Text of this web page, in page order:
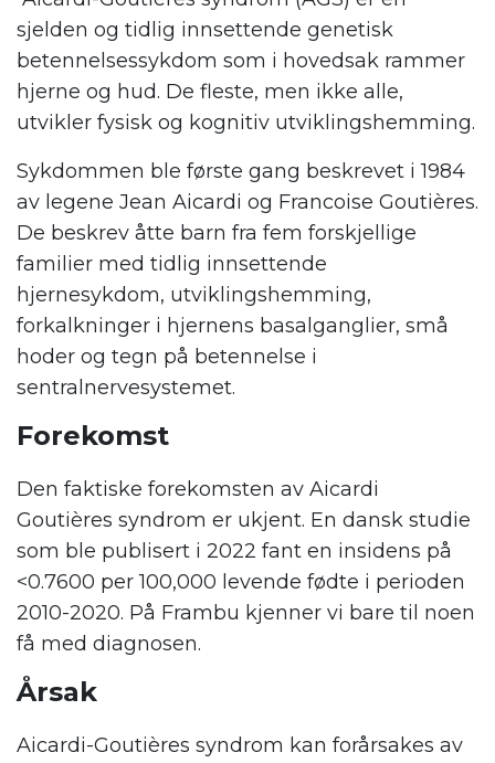
sjelden og tidlig innsettende genetisk
betennelsessykdom som i hovedsak rammer
hjerne og hud. De fleste, men ikke alle,
utvikler fysisk og kognitiv utviklingshemming.
Sykdommen ble første gang beskrevet i 1984
av legene Jean Aicardi og Francoise Goutières.
De beskrev åtte barn fra fem forskjellige
familier med tidlig innsettende
hjernesykdom, utviklingshemming,
forkalkninger i hjernens basalganglier, små
hoder og tegn på betennelse i
sentralnervesystemet.
Forekomst
Den faktiske forekomsten av Aicardi
Goutières syndrom er ukjent. En dansk studie
som ble publisert i 2022 fant en insidens på
<0.7600 per 100,000 levende fødte i perioden
2010-2020. På Frambu kjenner vi bare til noen
få med diagnosen.
Årsak
Aicardi-Goutières syndrom kan forårsakes av